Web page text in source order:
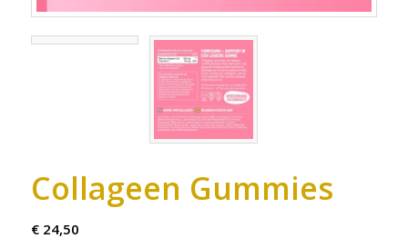
Collageen Gummies
€24,50